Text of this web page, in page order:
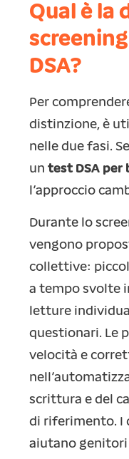
Qual è la
DSA?
Per
distinzione, è
nelle due fasi.
un test DSA per
l’approccio
Durante lo
vengono
collettive:
a tempo svolte
letture
questionari. Le
velocità e
scrittura e del
di riferimento. I
aiutano genitori